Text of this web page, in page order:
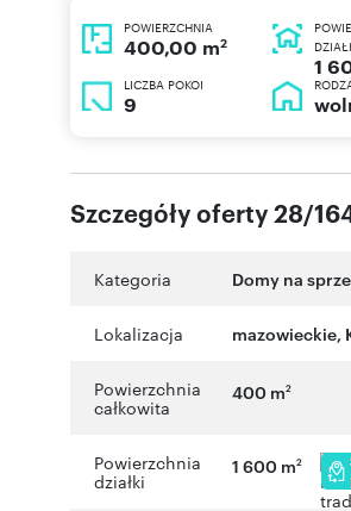
POWIERZCHNIA
400,00 m2
1
LICZBA POKOI
9
Szczegóły oferty 28/
Kategoria Domy na
Lokalizacja mazowieckie,
Powierzchnia
całkowita
400 m2
Powierzchnia
działki
1 600 m2